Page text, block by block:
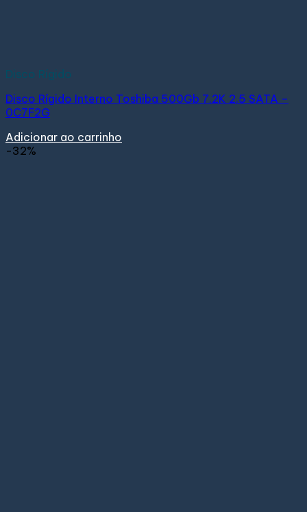
Disco Rígido
Disco Rígido Interno Toshiba 500Gb 7.2K 2.5 SATA –
0C7F2G
Adicionar ao carrinho
-32%